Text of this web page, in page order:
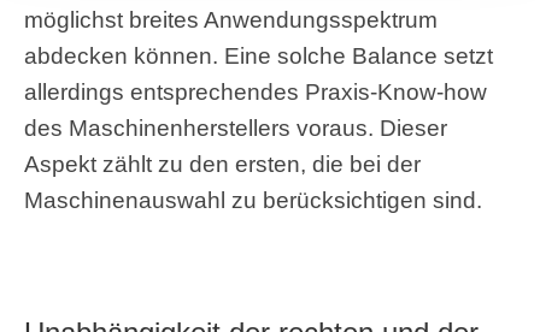
möglichst breites Anwendungsspektrum
abdecken können. Eine solche Balance setzt
allerdings entsprechendes Praxis-Know-how
des Maschinenherstellers voraus. Dieser
Aspekt zählt zu den ersten, die bei der
Maschinenauswahl zu berücksichtigen sind.